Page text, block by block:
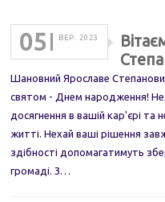
05 ВЕР. 2023
Шановний Ярославе
святом - Днем народження!
досягнення в вашій кар'єрі та
житті. Нехай ваші рішення
здібності допомагатимуть
громаді. З…